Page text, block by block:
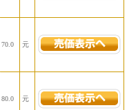
70.0 元
80.0 元